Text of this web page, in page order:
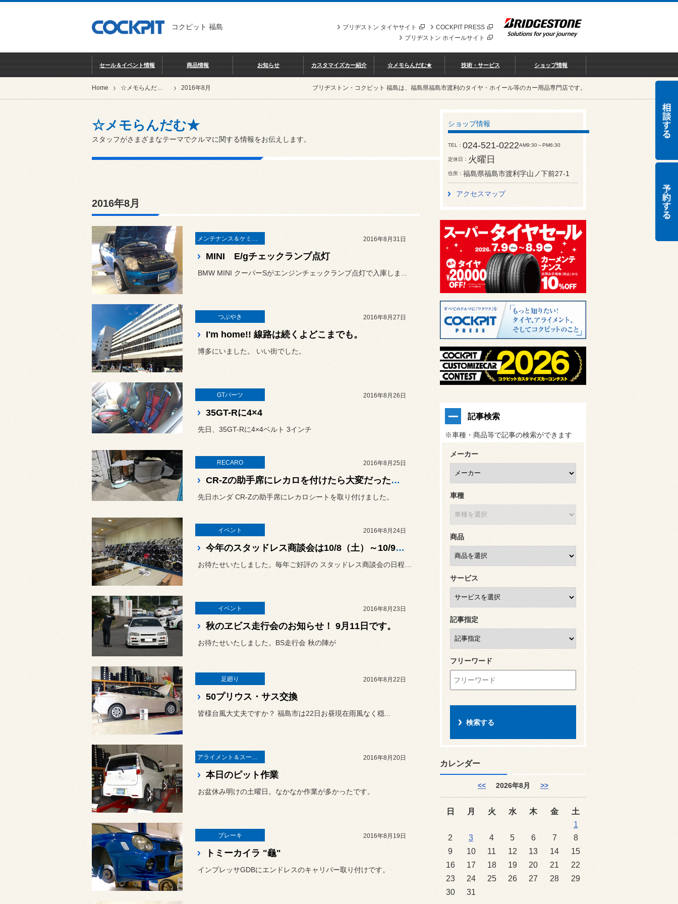
コクピット 福島 COCKPIT PRESS
ブリヂストン タイヤサイト
ブリヂストン ホイールサイト
セール＆イベント情報 商品情報 お知らせ カスタマイズカー紹介 ☆メモらんだむ★ 技術・サービス ショップ情報
Home ☆メモらんだむ★ 2016年8月 ブリヂストン・コクピット 福島は、福島県福島市渡利のタイヤ・ホイール等のカー用品専門店です。
☆メモらんだむ★
スタッフがさまざまなテーマでクルマに関する情報をお伝えします。
2016年8月
メンテナンス＆ケミカル 2016年8月31日
MINI E/gチェックランプ点灯
BMW MINI クーパーSがエンジンチェックランプ点灯で入庫しま...
つぶやき 2016年8月27日
I'm home!! 線路は続くよどこまでも。
博多にいました。 いい街でした。
GTパーツ 2016年8月26日
35GT-Rに4×4
先日、35GT-Rに4×4ベルト 3インチ
RECARO 2016年8月25日
CR-Zの助手席にレカロを付けたら大変だった！編
先日ホンダ CR-Zの助手席にレカロシートを取り付けました。
イベント 2016年8月24日
今年のスタッドレス商談会は10/8（土）～10/9（日）です。
イベント 2016年8月23日
秋のヱビス走行会のお知らせ！ 9月11日です。
お待たせいたしました。BS走行会 秋の陣が
足廻り 2016年8月22日
50プリウス・サス交換
皆様台風大丈夫ですか？ 福島市は22日お昼現在雨風なく穏...
アライメント＆スーパーアライメント 2016年8月20日
本日のピット作業
お盆休み明けの土曜日。なかなか作業が多かったです。
ブレーキ 2016年8月19日
トミーカイラ "龜"
インプレッサGDBにエンドレスのキャリパー取り付けです。
ショップ情報
TEL 024-521-0222AM9:30～PM6:30
定休日 火曜日
住所 福島県福島市渡利字山ノ下前27-1
アクセスマップ
記事検索
※車種・商品等で記事の検索ができます
メーカー
車種
商品
サービス
記事指定
フリーワード
カレンダー
<< 2026年8月 >>
日 月 火 水 木 金
土
1
2
3 4 5 6 7
8
9
10 11 12 13 14
15
16
17 18 19 20 21
22
23
24 25 26 27 28
29
30
31